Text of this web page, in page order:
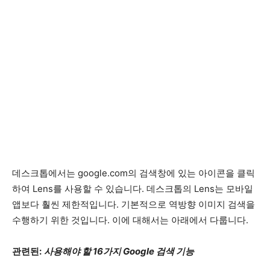
데스크톱에서는 google.com의 검색창에 있는 아이콘을 클릭
하여 Lens를 사용할 수 있습니다. 데스크톱의 Lens는 모바일
앱보다 훨씬 제한적입니다. 기본적으로 역방향 이미지 검색을
수행하기 위한 것입니다. 이에 대해서는 아래에서 다룹니다.
관련된: 사용해야 할 16가지 Google 검색 기능